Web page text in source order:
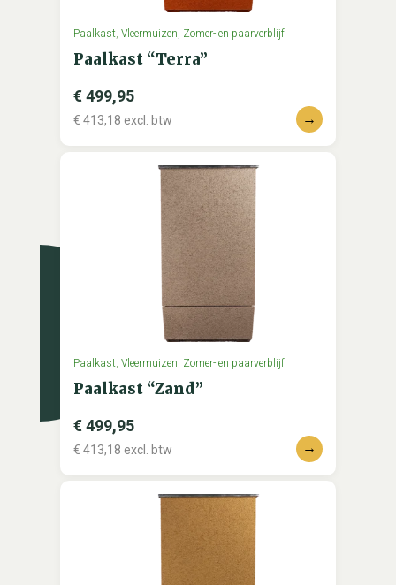
→
Paalkast, Vleermuizen, Zomer- en paarverblijf
Paalkast “Terra”
€499,95
€413,18excl. btw
→
Paalkast, Vleermuizen, Zomer- en paarverblijf
Paalkast “Zand”
€499,95
€413,18excl. btw